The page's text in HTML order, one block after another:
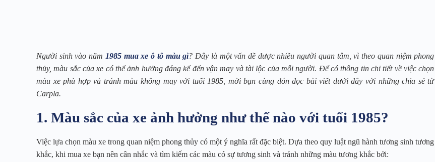
Người sinh vào năm 1985 mua xe ô tô màu gì? Đây là một vấn đề được nhiều người quan tâm, vì theo quan niệm phong
thủy, màu sắc của xe có thể ảnh hưởng đáng kể đến vận may và tài lộc của mỗi người. Để có thông tin chi tiết về việc chọn
màu xe phù hợp và tránh màu không may với tuổi 1985, mời bạn cùng đón đọc bài viết dưới đây với những chia sẻ từ
Carpla.
1. Màu sắc của xe ảnh hưởng như thế nào với tuổi 1985?
Việc lựa chọn màu xe trong quan niệm phong thủy có một ý nghĩa rất đặc biệt. Dựa theo quy luật ngũ hành tương sinh tương
khắc, khi mua xe bạn nên cân nhắc và tìm kiếm các màu có sự tương sinh và tránh những màu tương khắc bởi: